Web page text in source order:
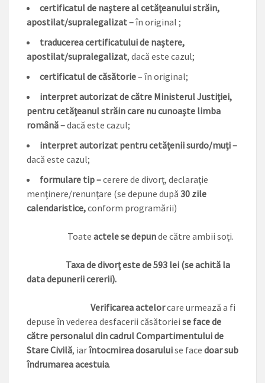
certificatul de naştere al cetăţeanului străin,
apostilat/supralegalizat –în original ;
traducerea certificatului de naştere,
apostilat/supralegalizat, dacă este cazul;
certificatul de căsătorie– în original;
interpret autorizat de către Ministerul Justiţiei,
pentru cetăţeanul străin care nu cunoaşte limba
română –dacă este cazul;
interpret autorizat pentru cetăţenii surdo/muţi –
dacă este cazul;
formulare tip –cerere de divorţ, declaraţie
menţinere/renunţare (se depune după 30 zile
calendaristice,conform programării)
Toate actele se depunde către ambii soţi.
Taxa de divorţ este de 593 lei (se achită la
data depunerii cererii).
Verificarea actelorcare urmează a fi
depuse în vederea desfacerii căsătoriei se face de
către personalul din cadrul Compartimentului de
Stare Civilă, iarîntocmirea dosaruluise face doar sub
îndrumarea acestuia.